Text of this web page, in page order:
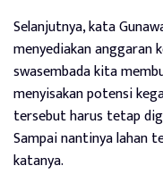
Selanjutnya, kata
menyediakan anggaran
swasembada kita
menyisakan potensi
tersebut harus tetap
Sampai nantinya lahan
katanya.